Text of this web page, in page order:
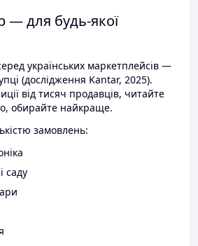
— для будь-якої
українських маркетплейсів —
(дослідження Kantar, 2025).
від тисяч продавців, читайте
обирайте найкраще.
замовлень:
саду